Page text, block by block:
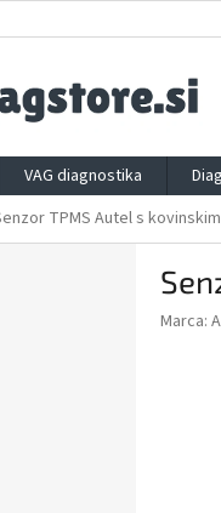
VAG diagnostika
TPMS Autel s
Marca: